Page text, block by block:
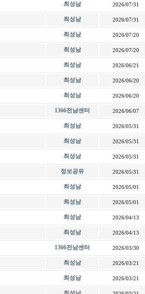
최성남 2026/07/31
최성남 2026/07/31
최성남 2026/07/20
최성남 2026/07/20
최성남 2026/06/21
최성남 2026/06/20
최성남 2026/06/20
1366전남센터 2026/06/07
최성남 2026/05/31
최성남 2026/05/31
최성남 2026/05/31
정보공유 2026/05/31
최성남 2026/05/01
최성남 2026/05/01
최성남 2026/04/13
최성남 2026/04/13
1366전남센터 2026/03/30
최성남 2026/03/21
최성남 2026/03/21